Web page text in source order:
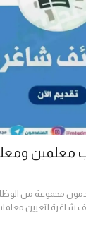
معلمين
مجموعة من
لتعيين